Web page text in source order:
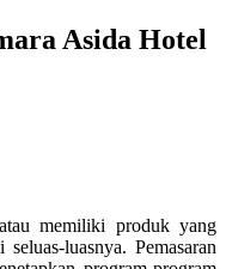
Asida Hotel
memiliki produk yang
luasnya. Pemasaran